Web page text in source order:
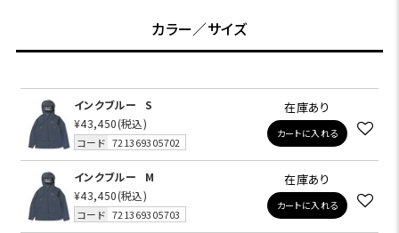
カラー／サイズ
インクブルー
S
¥43,450(税込)
コード 721369305702
在庫あり
カートに入れる
インクブルー
M
¥43,450(税込)
コード 721369305703
在庫あり
カートに入れる